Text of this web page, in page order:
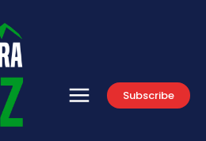
Subscribe